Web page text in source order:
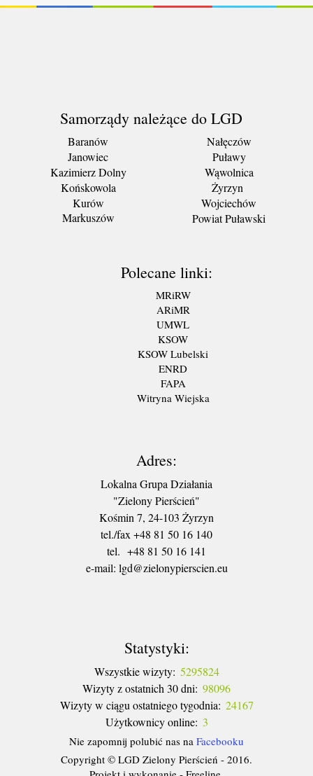
Samorządy należące do LGD
Baranów
Janowiec
Kazimierz Dolny
Końskowola
Kurów
Markuszów
Nałęczów
Puławy
Wąwolnica
Żyrzyn
Wojciechów
Powiat Puławski
Polecane linki:
MRiRW
ARiMR
UMWL
KSOW
KSOW Lubelski
ENRD
FAPA
Witryna Wiejska
Adres:
Lokalna Grupa Działania
"Zielony Pierścień"
Kośmin 7, 24-103 Żyrzyn
tel./fax +48 81 50 16 140
tel. +48 81 50 16 141
​e-mail: lgd@zielonypierscien.eu
Statystyki:
Wszystkie wizyty: 5295824
Wizyty z ostatnich 30 dni: 98096
Wizyty w ciągu ostatniego tygodnia: 24167
Użytkownicy online: 3
Nie zapomnij polubić nas na Facebooku
Copyright © LGD Zielony Pierścień - 2016.